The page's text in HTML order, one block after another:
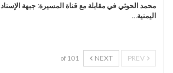
محمد الحوثي في مقابلة مع قناة المسيرة: جبهة الإسناد
اليمنية…
NEXT
1 of 10